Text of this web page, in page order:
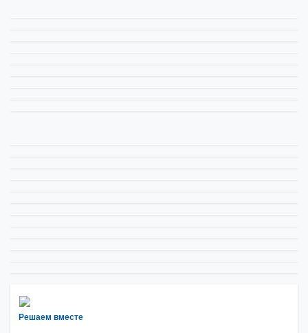
Решаем вместе